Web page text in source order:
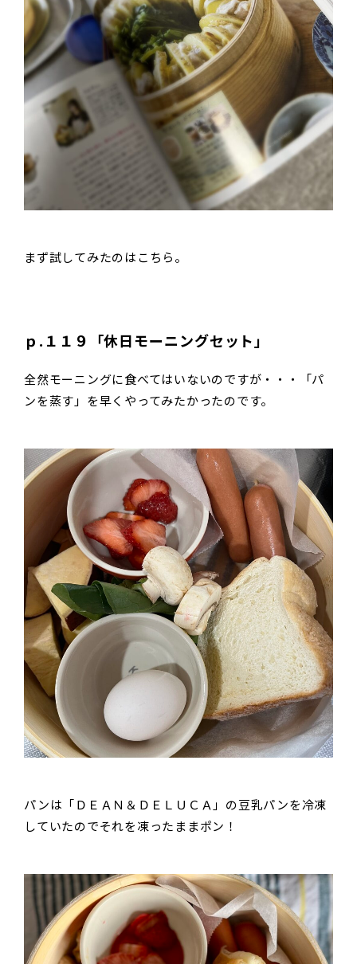
まず試してみたのはこちら。
ｐ.１１９「休日モーニングセット」
全然モーニングに食べてはいないのですが・・・「パ
ンを蒸す」を早くやってみたかったのです。
パンは「ＤＥＡＮ＆ＤＥＬＵＣＡ」の豆乳パンを冷凍
していたのでそれを凍ったままポン！